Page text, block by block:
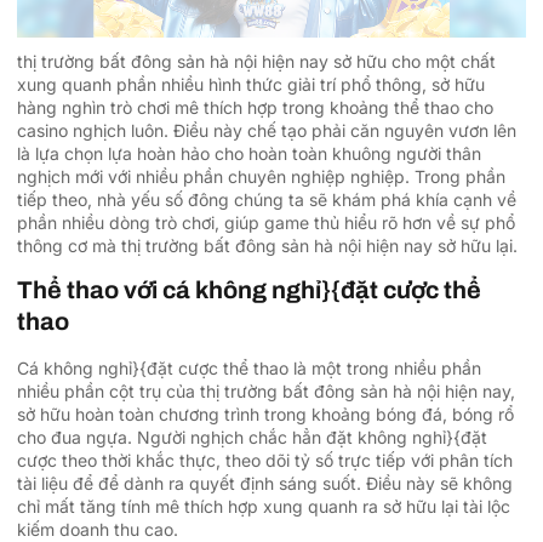
thị trường bất đông sản hà nội hiện nay sở hữu cho một chất
xung quanh phần nhiều hình thức giải trí phổ thông, sở hữu
hàng nghìn trò chơi mê thích hợp trong khoảng thể thao cho
casino nghịch luôn. Điều này chế tạo phải căn nguyên vươn lên
là lựa chọn lựa hoàn hảo cho hoàn toàn khuông người thân
nghịch mới với nhiều phần chuyên nghiệp nghiệp. Trong phần
tiếp theo, nhà yếu số đông chúng ta sẽ khám phá khía cạnh về
phần nhiều dòng trò chơi, giúp game thủ hiểu rõ hơn về sự phổ
thông cơ mà thị trường bất đông sản hà nội hiện nay sở hữu lại.
Thể thao với cá không nghỉ}{đặt cược thể
thao
Cá không nghỉ}{đặt cược thể thao là một trong nhiều phần
nhiều phần cột trụ của thị trường bất đông sản hà nội hiện nay,
sở hữu hoàn toàn chương trình trong khoảng bóng đá, bóng rổ
cho đua ngựa. Người nghịch chắc hẳn đặt không nghỉ}{đặt
cược theo thời khắc thực, theo dõi tỷ số trực tiếp với phân tích
tài liệu để để dành ra quyết định sáng suốt. Điều này sẽ không
chỉ mất tăng tính mê thích hợp xung quanh ra sở hữu lại tài lộc
kiếm doanh thu cao.